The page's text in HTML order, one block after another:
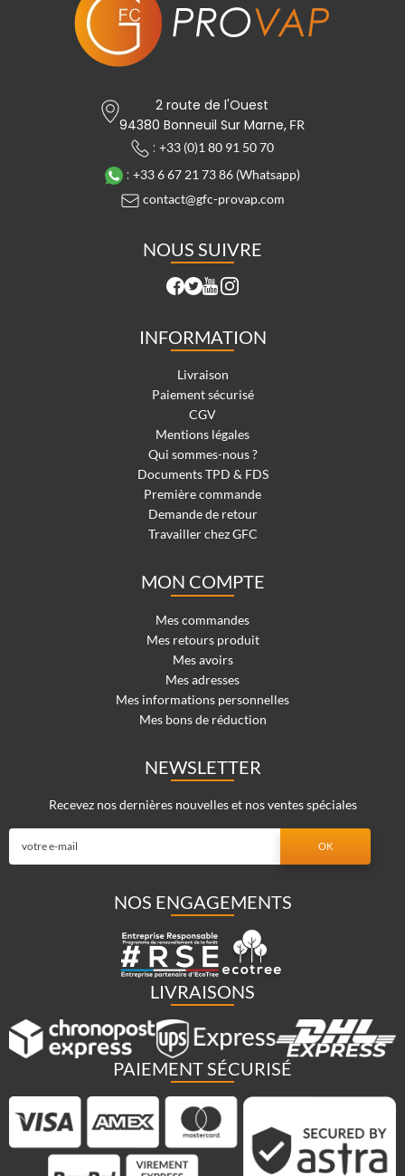
2 route de l'Ouest
94380 Bonneuil Sur Marne,FR
: +33 (0)1 80 91 50 70
: +33 6 67 21 73 86 (Whatsapp)
contact@gfc-provap.com
NOUS SUIVRE
INFORMATION
Livraison
Paiement sécurisé
CGV
Mentions légales
Qui sommes-nous ?
Documents TPD & FDS
Première commande
Demande de retour
Travailler chez GFC
MON COMPTE
Mes commandes
Mes retours produit
Mes avoirs
Mes adresses
Mes informations personnelles
Mes bons de réduction
NEWSLETTER
Recevez nos dernières nouvelles et nos ventes spéciales
NOS ENGAGEMENTS
LIVRAISONS
PAIEMENT SÉCURISÉ